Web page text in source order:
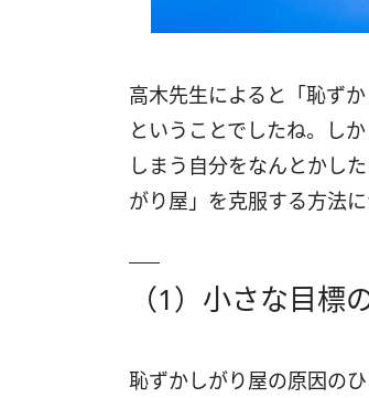
高木先生によると「恥ず
ということでしたね。し
しまう自分をなんとかし
がり屋」を克服する方法に
（1）小さな目標
恥ずかしがり屋の原因の